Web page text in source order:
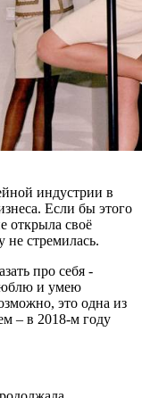
индустрии в
Если бы этого
открыла своё
не стремилась.
про себя -
и умею
это одна из
– в 2018-м году